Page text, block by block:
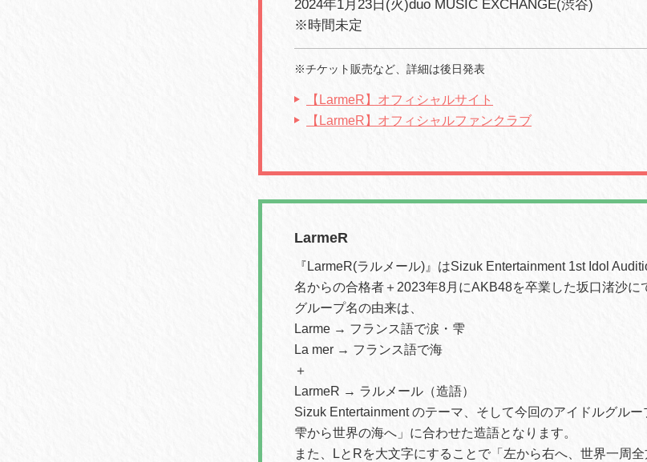
2024年1月23日(火)duo MUSIC EXCHANGE(渋谷)
※時間未定
※チケット販売など、詳細は後日発表
【LarmeR】オフィシャルサイト
【LarmeR】オフィシャルファンクラブ
LarmeR
『LarmeR(ラルメール)』はSizuk Entertainment 1st Idol
名からの合格者＋2023年8月にAKB48を卒業した坂口渚沙に
グループ名の由来は、
Larme → フランス語で涙・雫
La mer → フランス語で海
＋
LarmeR → ラルメール（造語）
Sizuk Entertainment のテーマ、そして今回のアイドルグル
雫から世界の海へ」に合わせた造語となります。
また、LとRを大文字にすることで「左から右へ、世界一周